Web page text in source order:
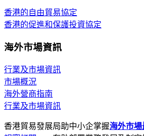
香港的自由貿易協定
香港的促進和保護投資協定
海外市場資訊
行業及市場資訊
市場概況
海外營商指南
行業及市場資訊
香港貿易發展局助中小企掌握海外市場